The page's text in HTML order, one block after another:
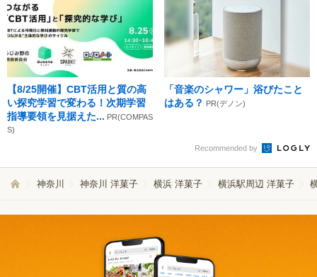
【8/25開催】CBT活用と質の高
い探究学習で変わる！次期学習
指導要領を見据えた... PR(COMPAS
S)
「音楽のシャワー」浴びたこと
はある？ PR(デノン)
Recommended by
神奈川 神奈川 洋菓子 横浜 洋菓子 横浜駅周辺 洋菓子